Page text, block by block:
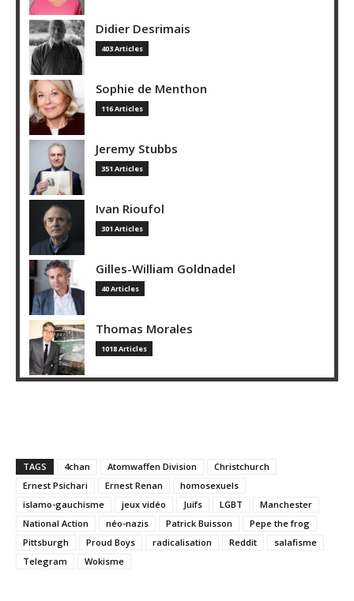
Didier Desrimais
403 Articles
Sophie de Menthon
116 Articles
Jeremy Stubbs
351 Articles
Ivan Rioufol
301 Articles
Gilles-William Goldnadel
40 Articles
Thomas Morales
1018 Articles
TAGS 4chan Atomwaffen Division
Christchurch
Ernest Psichari
Ernest Renan
homosexuels
islamo-gauchisme
jeux vidéo Juifs LGBT
Manchester
National Action
néo-nazis Patrick Buisson
Pepe the frog
Pittsburgh
Proud Boys radicalisation Reddit
salafisme
Telegram
Wokisme